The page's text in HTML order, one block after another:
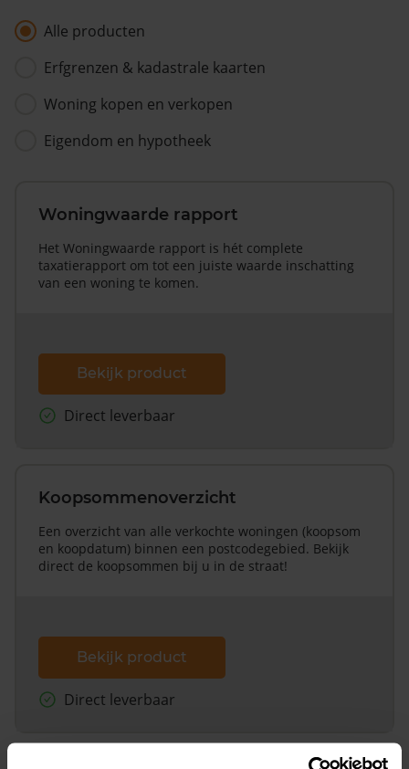
Alle producten
Erfgrenzen & kadastrale kaarten
Woning kopen en verkopen
Eigendom en hypotheek
Woningwaarde rapport
Het Woningwaarde rapport is hét complete
taxatierapport om tot een juiste waarde inschatting
van een woning te komen.
Bekijk product
Direct leverbaar
Koopsommenoverzicht
Een overzicht van alle verkochte woningen (koopsom
en koopdatum) binnen een postcodegebied. Bekijk
direct de koopsommen bij u in de straat!
Bekijk product
Direct leverbaar